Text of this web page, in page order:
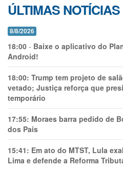
ÚLTIMAS NOTÍCIAS
8/8/2026
18:00 - Baixe o aplicativo do
Android!
18:00: Trump tem projeto de
vetado; Justiça reforça que
temporário
17:55: Moraes barra pedido de
dos Pais
15:41: Em ato do MTST, Lula
Lima e defende a Reforma